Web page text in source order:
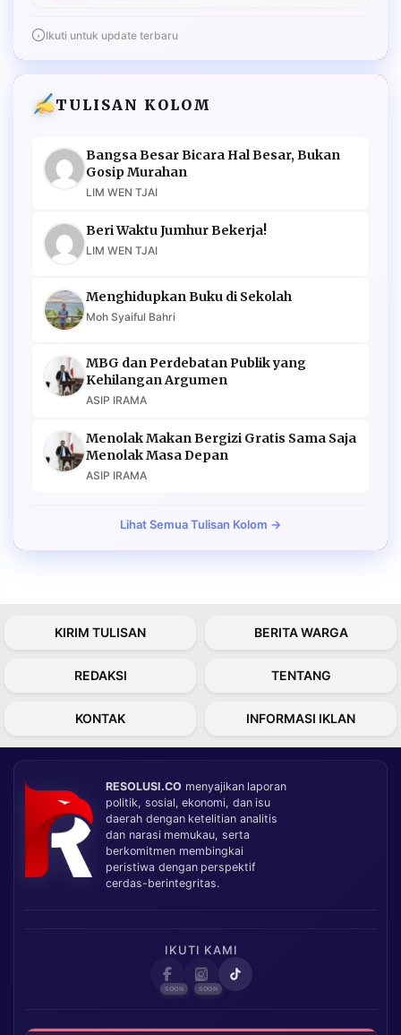
Ikuti untuk update terbaru
TULISAN KOLOM
Bangsa Besar Bicara Hal Besar, Bukan
Gosip Murahan
LIM WEN TJAI
Beri Waktu Jumhur Bekerja!
LIM WEN TJAI
Menghidupkan Buku di Sekolah
Moh Syaiful Bahri
MBG dan Perdebatan Publik yang
Kehilangan Argumen
ASIP IRAMA
Menolak Makan Bergizi Gratis Sama Saja
Menolak Masa Depan
ASIP IRAMA
Lihat Semua Tulisan Kolom →
KIRIM TULISAN BERITA WARGA
REDAKSI TENTANG
KONTAK INFORMASI IKLAN
RESOLUSI.CO menyajikan laporan
politik, sosial, ekonomi, dan isu
daerah dengan ketelitian analitis
dan narasi memukau, serta
berkomitmen membingkai
peristiwa dengan perspektif
cerdas-berintegritas.
IKUTI KAMI